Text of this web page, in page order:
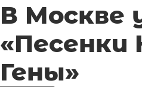
В Москве
«Песенки
Гены»